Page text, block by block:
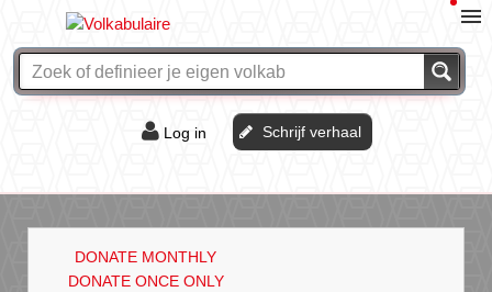
Log in Schrijf verhaal
DONATE MONTHLY
DONATE ONCE ONLY